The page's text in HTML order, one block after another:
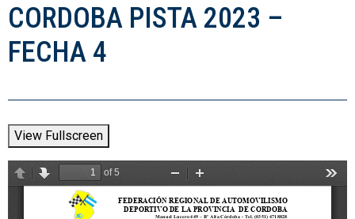
CORDOBA PISTA 2023 –
FECHA 4
View Fullscreen